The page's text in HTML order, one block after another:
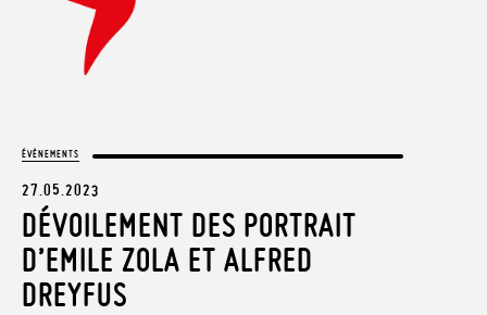
ÉVÈNEMENTS
27.05.2023
DÉVOILEMENT DES PORTRAIT
D’EMILE ZOLA ET ALFRED
DREYFUS